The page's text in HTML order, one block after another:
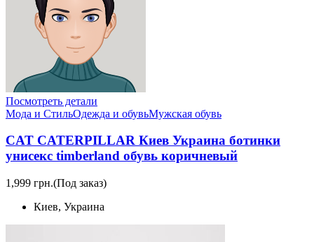
Посмотреть детали
Мода и СтильОдежда и обувьМужская обувь
CAT CATERPILLAR Киев Украина ботинки
унисекс timberland обувь коричневый
1,999 грн.(Под заказ)
Киев, Украина